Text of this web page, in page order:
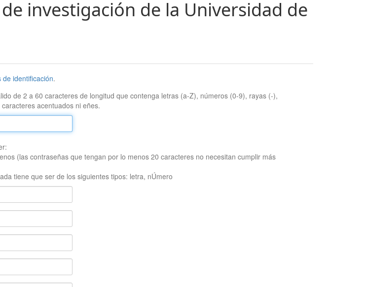
investigación de la Universidad de
de identificación.
de 2 a 60 caracteres de longitud que contenga letras (a-Z), números (0-9), rayas (-),
acentuados ni eñes.
(las contraseñas que tengan por lo menos 20 caracteres no necesitan cumplir más
tiene que ser de los siguientes tipos: letra, nÚmero